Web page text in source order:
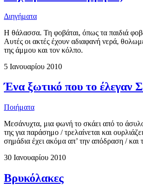
Διηγήματα
Η θάλασσα. Τη φοβάται, όπως τα παιδιά
Αυτές οι ακτές έχουν αδιαφανή νερά,
της άμμου και τον κόλπο.
5 Ιανουαρίου 2010
Ένα ξωτικό που το έλεγαν
Ποιήματα
Μεσάνυχτα, μια φωνή το σκάει από το άσυλο
της για παράσημο / τρελαίνεται και
σημάδια έχει ακόμα απ’ την απόδραση / και
30 Ιανουαρίου 2010
Βρυκόλακες